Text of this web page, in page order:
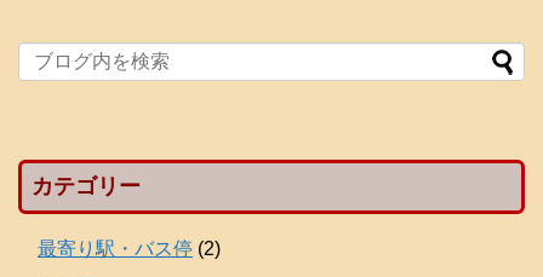
カテゴリー
最寄り駅・バス停 (2)